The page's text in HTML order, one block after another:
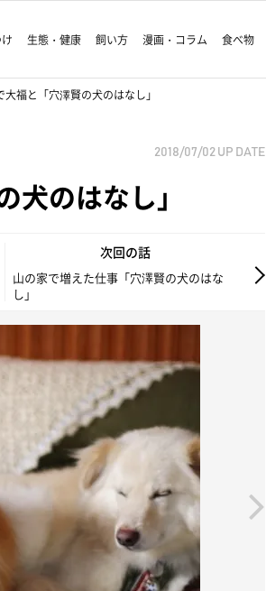
生態・健康 飼い方 漫画・コラム 食べ物
福と「穴澤賢の犬のはなし」
2018/07/02 UP DATE
のはなし」
次回の話
山の家で増えた仕事「穴澤賢の犬のはな
し」